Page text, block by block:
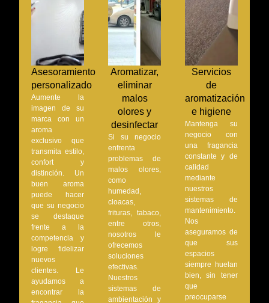
Asesoramiento
personalizado
Aumente la
imagen de su
marca con un
aroma
exclusivo que
transmita estilo,
confort y
distinción. Un
buen aroma
puede hacer
que su negocio
se destaque
frente a la
competencia y
logre fidelizar
nuevos
clientes. Le
ayudamos a
encontrar la
Aromatizar,
eliminar
malos
olores y
desinfectar
Si su negocio
enfrenta
problemas de
malos olores,
como
humedad,
cloacas,
frituras, tabaco,
entre otros,
nosotros le
ofrecemos
soluciones
efectivas.
Nuestros
sistemas de
ambientación y
Servicios
de
aromatización
e higiene
Mantenga su
negocio con
una fragancia
constante y de
calidad
mediante
nuestros
sistemas de
mantenimiento.
Nos
aseguramos de
que sus
espacios
siempre huelan
bien, sin tener
que
preocuparse